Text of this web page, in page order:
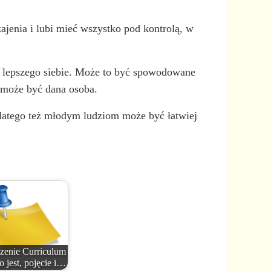
i lubi mieć wszystko pod kontrolą, w
siebie. Może to być spowodowane
być dana osoba.
też młodym ludziom może być łatwiej
Curriculum
jest, pojęcie i…